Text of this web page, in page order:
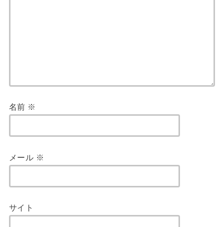
名前 ※
メール ※
サイト